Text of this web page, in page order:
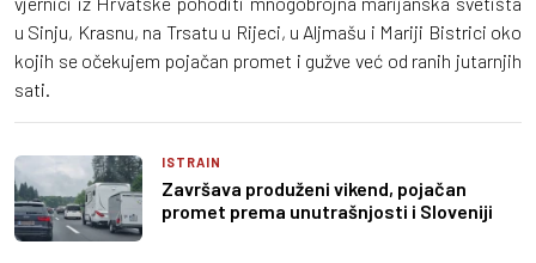
u Sinju, Krasnu, na Trsatu u Rijeci, u Aljmašu i Mariji Bistrici oko
kojih se očekujem pojačan promet i gužve već od ranih jutarnjih
sati.
ISTRAIN
Završava produženi vikend, pojačan
promet prema unutrašnjosti i Sloveniji